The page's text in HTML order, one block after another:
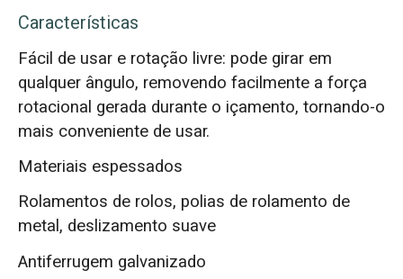
Características
Fácil de usar e rotação livre: pode girar em
qualquer ângulo, removendo facilmente a força
rotacional gerada durante o içamento, tornando-o
mais conveniente de usar.
Materiais espessados
Rolamentos de rolos, polias de rolamento de
metal, deslizamento suave
Antiferrugem galvanizado